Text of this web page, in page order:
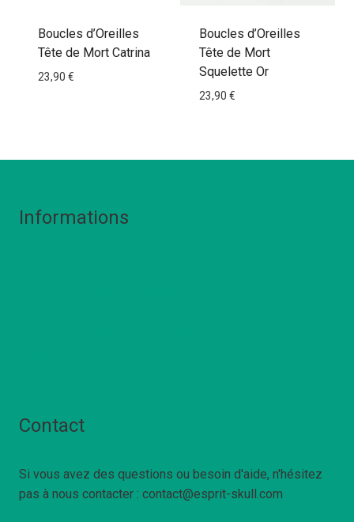
Boucles d’Oreilles
Tête de Mort Catrina
23,90 €
Boucles d’Oreilles
Tête de Mort
Squelette Or
23,90 €
Informations
Contact
Si vous avez des questions ou besoin d'aide, n'hésitez
pas à nous contacter : contact@esprit-skull.com